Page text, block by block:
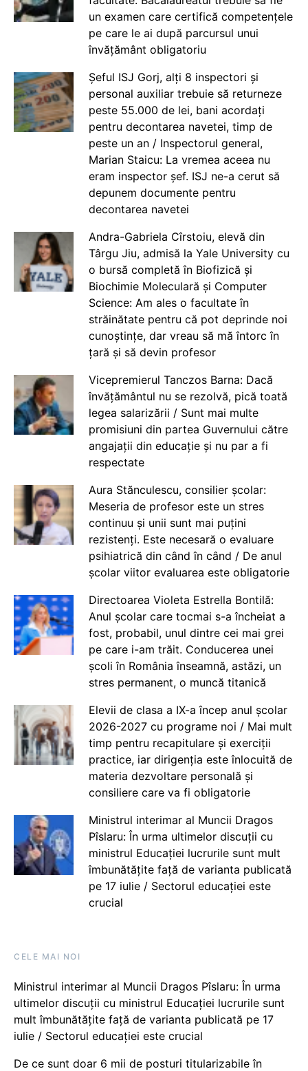
un examen care certifică competențele
pe care le ai după parcursul unui
învățământ obligatoriu
Șeful ISJ Gorj, alți 8 inspectori și
personal auxiliar trebuie să returneze
peste 55.000 de lei, bani acordați
pentru decontarea navetei, timp de
peste un an / Inspectorul general,
Marian Staicu: La vremea aceea nu
eram inspector șef. ISJ ne-a cerut să
depunem documente pentru
decontarea navetei
Andra-Gabriela Cîrstoiu, elevă din
Târgu Jiu, admisă la Yale University cu
o bursă completă în Biofizică și
Biochimie Moleculară și Computer
Science: Am ales o facultate în
străinătate pentru că pot deprinde noi
cunoștințe, dar vreau să mă întorc în
țară și să devin profesor
Vicepremierul Tanczos Barna: Dacă
învățământul nu se rezolvă, pică toată
legea salarizării / Sunt mai multe
promisiuni din partea Guvernului către
angajații din educație și nu par a fi
respectate
Aura Stănculescu, consilier școlar:
Meseria de profesor este un stres
continuu și unii sunt mai puțini
rezistenți. Este necesară o evaluare
psihiatrică din când în când / De anul
școlar viitor evaluarea este obligatorie
Directoarea Violeta Estrella Bontilă:
Anul școlar care tocmai s-a încheiat a
fost, probabil, unul dintre cei mai grei
pe care i-am trăit. Conducerea unei
școli în România înseamnă, astăzi, un
stres permanent, o muncă titanică
Elevii de clasa a IX-a încep anul școlar
2026-2027 cu programe noi / Mai mult
timp pentru recapitulare și exerciții
practice, iar dirigenția este înlocuită de
materia dezvoltare personală și
consiliere care va fi obligatorie
Ministrul interimar al Muncii Dragos
Pîslaru: În urma ultimelor discuții cu
ministrul Educației lucrurile sunt mult
îmbunătățite față de varianta publicată
pe 17 iulie / Sectorul educației este
crucial
CELE MAI NOI
Ministrul interimar al Muncii Dragos Pîslaru: În urma
ultimelor discuții cu ministrul Educației lucrurile sunt
mult îmbunătățite față de varianta publicată pe 17
iulie / Sectorul educației este crucial
De ce sunt doar 6 mii de posturi titularizabile în